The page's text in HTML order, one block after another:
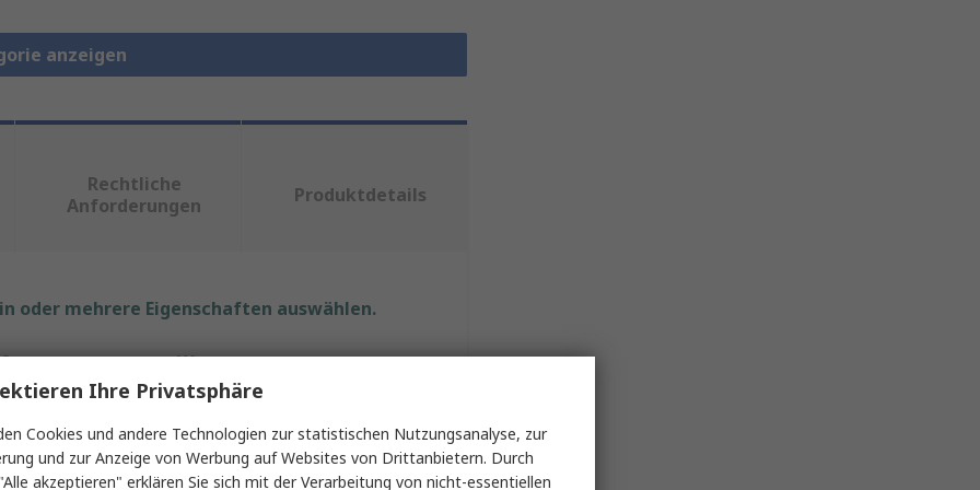
anzeigen
Rechtliche
Anforderungen
Produktdetails
oder mehrere Eigenschaften auswählen.
Wert
TE Connectivity
Steckerbuchse
Ihre Privatsphäre
Cookies und andere Technologien zur statistischen Nutzungsanalyse, zur
und zur Anzeige von Werbung auf Websites von Drittanbietern. Durch
akzeptieren" erklären Sie sich mit der Verarbeitung von nicht-essentiellen